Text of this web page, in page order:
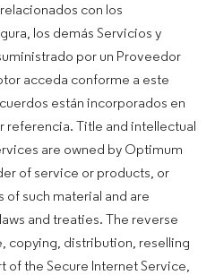
con los
los demás Servicios y
por un Proveedor
acceda conforme a este
están incorporados en
referencia. Title and intellectual
are owned by Optimum
of service or products, or
of such material and are
and treaties. The reverse
copying, distribution, reselling
of the Secure Internet Service,